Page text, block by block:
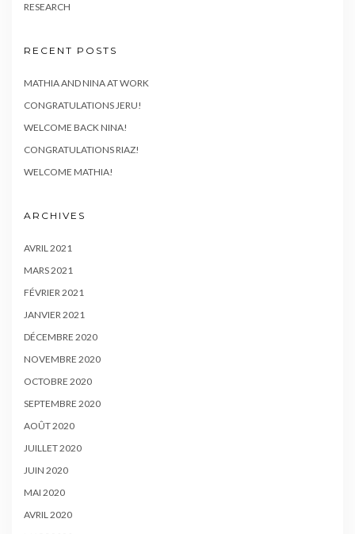
RESEARCH
RECENT POSTS
MATHIA AND NINA AT WORK
CONGRATULATIONS JERU!
WELCOME BACK NINA!
CONGRATULATIONS RIAZ!
WELCOME MATHIA!
ARCHIVES
AVRIL 2021
MARS 2021
FÉVRIER 2021
JANVIER 2021
DÉCEMBRE 2020
NOVEMBRE 2020
OCTOBRE 2020
SEPTEMBRE 2020
AOÛT 2020
JUILLET 2020
JUIN 2020
MAI 2020
AVRIL 2020